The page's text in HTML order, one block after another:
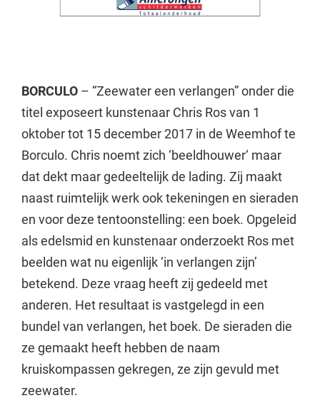
BORCULO – “Zeewater een verlangen” onder die
titel exposeert kunstenaar Chris Ros van 1
oktober tot 15 december 2017 in de Weemhof te
Borculo. Chris noemt zich ‘beeldhouwer‘ maar
dat dekt maar gedeeltelijk de lading. Zij maakt
naast ruimtelijk werk ook tekeningen en sieraden
en voor deze tentoonstelling: een boek. Opgeleid
als edelsmid en kunstenaar onderzoekt Ros met
beelden wat nu eigenlijk ‘in verlangen zijn’
betekend. Deze vraag heeft zij gedeeld met
anderen. Het resultaat is vastgelegd in een
bundel van verlangen, het boek. De sieraden die
ze gemaakt heeft hebben de naam
kruiskompassen gekregen, ze zijn gevuld met
zeewater.